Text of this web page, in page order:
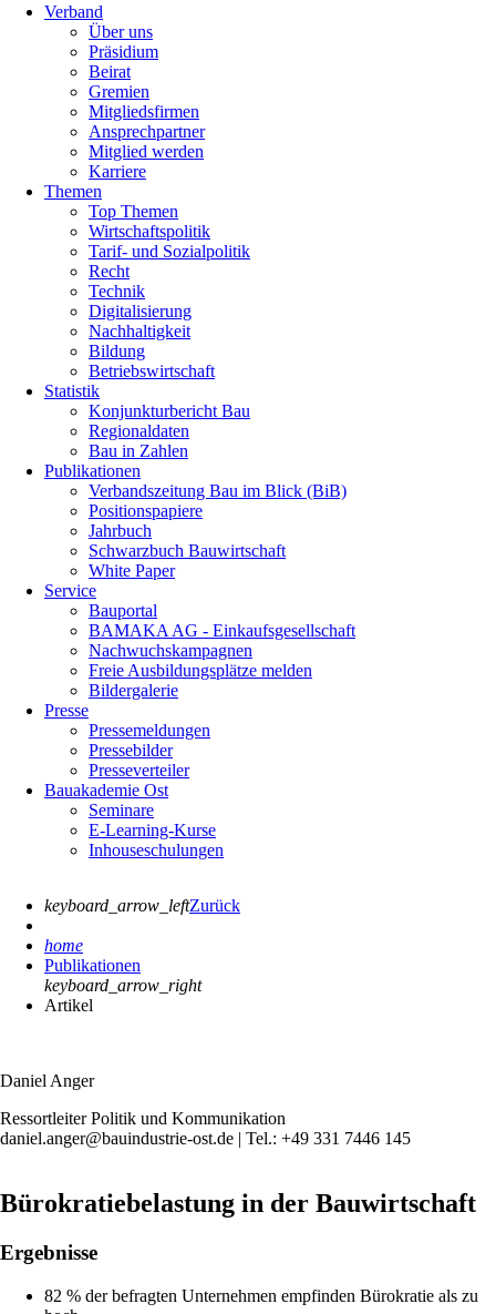
Verband
Über uns
Präsidium
Beirat
Gremien
Mitgliedsfirmen
Ansprechpartner
Mitglied werden
Karriere
Themen
Top Themen
Wirtschaftspolitik
Tarif- und Sozialpolitik
Recht
Technik
Digitalisierung
Nachhaltigkeit
Bildung
Betriebswirtschaft
Statistik
Konjunkturbericht Bau
Regionaldaten
Bau in Zahlen
Publikationen
Verbandszeitung Bau im Blick (BiB)
Positionspapiere
Jahrbuch
Schwarzbuch Bauwirtschaft
White Paper
Service
Bauportal
BAMAKA AG - Einkaufsgesellschaft
Nachwuchskampagnen
Freie Ausbildungsplätze melden
Bildergalerie
Presse
Pressemeldungen
Pressebilder
Presseverteiler
Bauakademie Ost
Seminare
E-Learning-Kurse
Inhouseschulungen
keyboard_arrow_leftZurück
home
Publikationen
keyboard_arrow_right
Artikel
Daniel Anger
Ressortleiter Politik und Kommunikation
daniel.anger@bauindustrie-ost.de | Tel.: +49 331 7446 145
Bürokratiebelastung in der Bauwirtschaft
Ergebnisse
82 % der befragten Unternehmen empfinden Bürokratie als zu